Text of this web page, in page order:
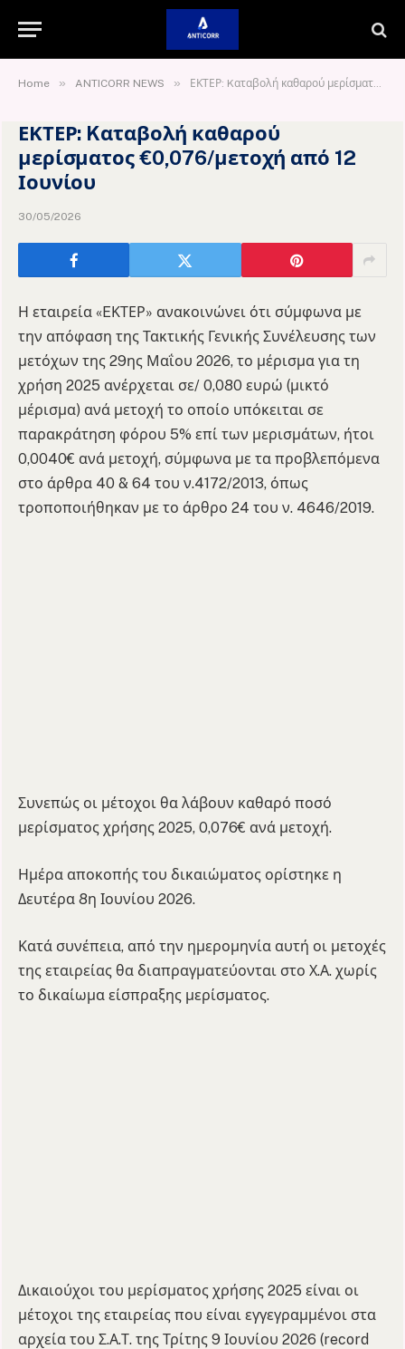
Home » ANTICORR NEWS » ΕΚΤΕΡ: Kαταβολή καθαρού μερίσματος €0,076/μετοχή από 12 Ιουνίου
ΕΚΤΕΡ: Kαταβολή καθαρού
μερίσματος €0,076/μετοχή από 12
Ιουνίου
30/05/2026
Η εταιρεία «EΚΤΕΡ» ανακοινώνει ότι σύμφωνα με
την απόφαση της Τακτικής Γενικής Συνέλευσης των
μετόχων της 29ης Μαΐου 2026, το μέρισμα για τη
χρήση 2025 ανέρχεται σε/ 0,080 ευρώ (μικτό
μέρισμα) ανά μετοχή το οποίο υπόκειται σε
παρακράτηση φόρου 5% επί των μερισμάτων, ήτοι
0,0040€ ανά μετοχή, σύμφωνα με τα προβλεπόμενα
στο άρθρα 40 & 64 του ν.4172/2013, όπως
τροποποιήθηκαν με το άρθρο 24 του ν. 4646/2019.
Συνεπώς οι μέτοχοι θα λάβουν καθαρό ποσό
μερίσματος χρήσης 2025, 0,076€ ανά μετοχή.
Ημέρα αποκοπής του δικαιώματος ορίστηκε η
Δευτέρα 8η Ιουνίου 2026.
Κατά συνέπεια, από την ημερομηνία αυτή οι μετοχές
της εταιρείας θα διαπραγματεύονται στο Χ.Α. χωρίς
το δικαίωμα είσπραξης μερίσματος.
Δικαιούχοι του μερίσματος χρήσης 2025 είναι οι
μέτοχοι της εταιρείας που είναι εγγεγραμμένοι στα
αρχεία του Σ.Α.Τ. της Τρίτης 9 Ιουνίου 2026 (record